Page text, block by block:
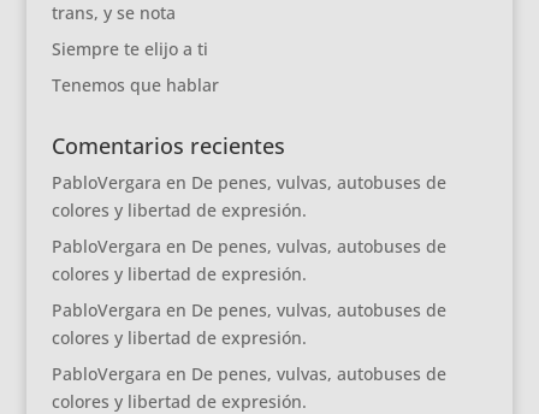
trans, y se nota
Siempre te elijo a ti
Tenemos que hablar
Comentarios recientes
PabloVergara en De penes, vulvas, autobuses de
colores y libertad de expresión.
PabloVergara en De penes, vulvas, autobuses de
colores y libertad de expresión.
PabloVergara en De penes, vulvas, autobuses de
colores y libertad de expresión.
PabloVergara en De penes, vulvas, autobuses de
colores y libertad de expresión.